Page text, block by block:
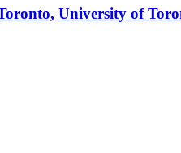
University of